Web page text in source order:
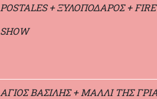
POSTALES + ΞΥΛΟΠΟΔΑΡΟΣ + FIRE
SHOW
ΑΓΙΟΣ ΒΑΣΙΛΗΣ + ΜΑΛΛΙ ΤΗΣ